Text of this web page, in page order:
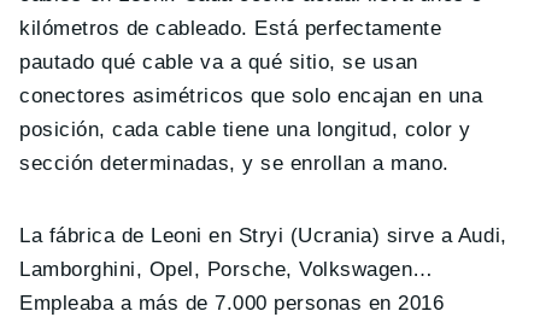
kilómetros de cableado. Está perfectamente
pautado qué cable va a qué sitio, se usan
conectores asimétricos que solo encajan en una
posición, cada cable tiene una longitud, color y
sección determinadas, y se enrollan a mano.
La fábrica de Leoni en Stryi (Ucrania) sirve a Audi,
Lamborghini, Opel, Porsche, Volkswagen…
Empleaba a más de 7.000 personas en 2016